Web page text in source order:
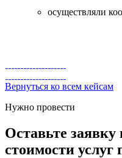
осуществляли
Вернуться ко всем кейсам
Нужно провести
Оставьте заявку
стоимости